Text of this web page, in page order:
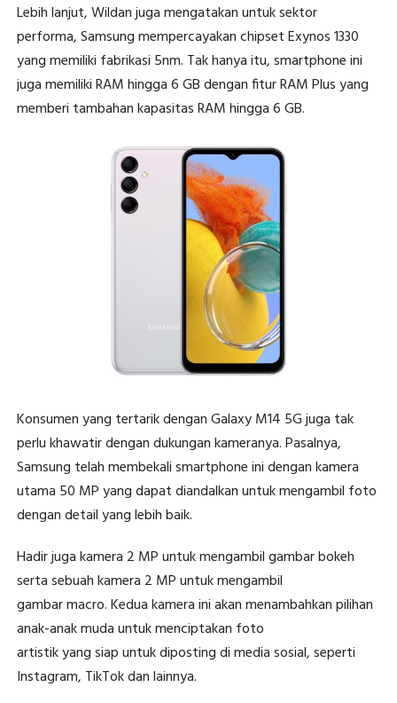
Lebih lanjut, Wildan juga mengatakan untuk sektor
performa, Samsung mempercayakan chipset Exynos 1330
yang memiliki fabrikasi 5nm. Tak hanya itu, smartphone ini
juga memiliki RAM hingga 6 GB dengan fitur RAM Plus yang
memberi tambahan kapasitas RAM hingga 6 GB.
Konsumen yang tertarik dengan Galaxy M14 5G juga tak
perlu khawatir dengan dukungan kameranya. Pasalnya,
Samsung telah membekali smartphone ini dengan kamera
utama 50 MP yang dapat diandalkan untuk mengambil foto
dengan detail yang lebih baik.
Hadir juga kamera 2 MP untuk mengambil gambar bokeh
serta sebuah kamera 2 MP untuk mengambil
gambar macro. Kedua kamera ini akan menambahkan pilihan
anak-anak muda untuk menciptakan foto
artistik yang siap untuk diposting di media sosial, seperti
Instagram, TikTok dan lainnya.